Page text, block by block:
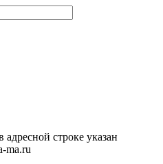
строке указан
ma.ru